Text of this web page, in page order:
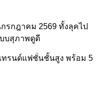
รกฎาคม 2569 ทั้งลุคไป
บสุภาพดูดี
เทรนด์แฟชั่นชั้นสูง พร้อม 5